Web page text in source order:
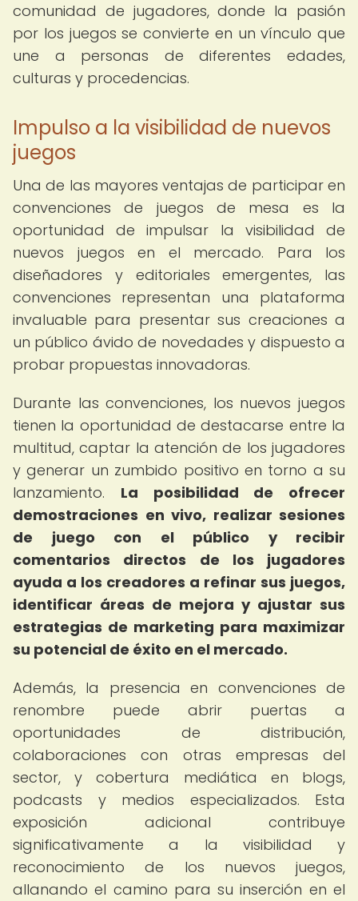
comunidad de jugadores, donde la pasión
por los juegos se convierte en un vínculo que
une a personas de diferentes edades,
culturas y procedencias.
Impulso a la visibilidad de nuevos
juegos
Una de las mayores ventajas de participar en
convenciones de juegos de mesa es la
oportunidad de impulsar la visibilidad de
nuevos juegos en el mercado. Para los
diseñadores y editoriales emergentes, las
convenciones representan una plataforma
invaluable para presentar sus creaciones a
un público ávido de novedades y dispuesto a
probar propuestas innovadoras.
Durante las convenciones, los nuevos juegos
tienen la oportunidad de destacarse entre la
multitud, captar la atención de los jugadores
y generar un zumbido positivo en torno a su
lanzamiento. La posibilidad de ofrecer
demostraciones en vivo, realizar sesiones
de juego con el público y recibir
comentarios directos de los jugadores
ayuda a los creadores a refinar sus juegos,
identificar áreas de mejora y ajustar sus
estrategias de marketing para maximizar
su potencial de éxito en el mercado.
Además, la presencia en convenciones de
renombre puede abrir puertas a
oportunidades de distribución,
colaboraciones con otras empresas del
sector, y cobertura mediática en blogs,
podcasts y medios especializados. Esta
exposición adicional contribuye
significativamente a la visibilidad y
reconocimiento de los nuevos juegos,
allanando el camino para su inserción en el